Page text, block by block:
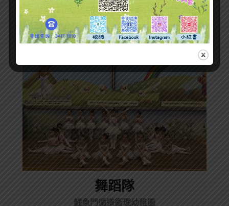
Our Classes
舞蹈隊
鯉魚門循道衞理幼稚園